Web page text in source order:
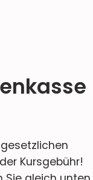
der Kursgebühr!